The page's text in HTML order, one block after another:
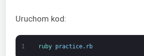
Uruchom kod:
1 ruby practice. rb